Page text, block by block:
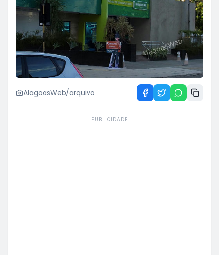
AlagoasWeb/arquivo
PUBLICIDADE